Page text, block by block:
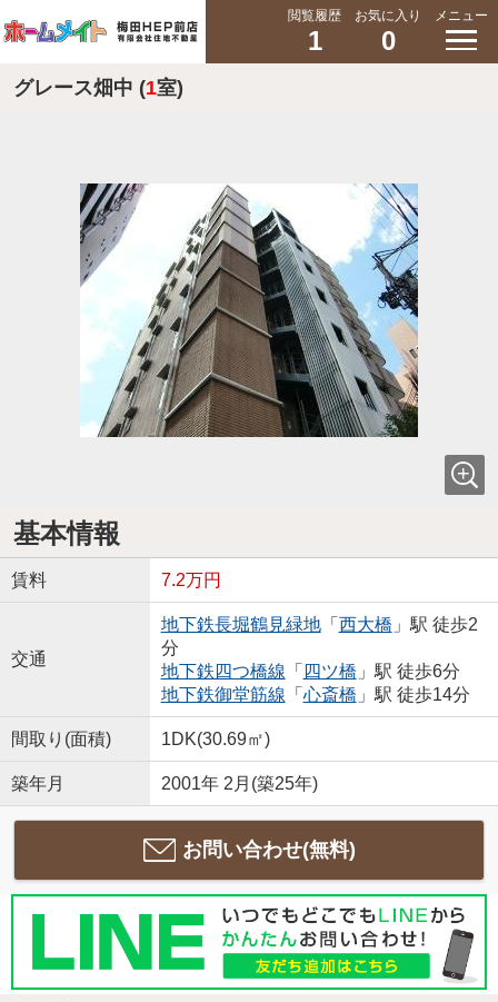
閲覧履歴
1
お気に入り
0
メニュー
グレース畑中 (1室)
基本情報
賃料 7.2万円
交通
地下鉄長堀鶴見緑地「 西大橋 」駅 徒歩2
分
地下鉄四つ橋線 「 四ツ橋 」駅 徒歩6分
地下鉄御堂筋線 「 心斎橋 」駅 徒歩14分
間取り(面積) 1DK(30.69㎡)
築年月 2001年 2月(築25年)
お問い合わせ(無料)